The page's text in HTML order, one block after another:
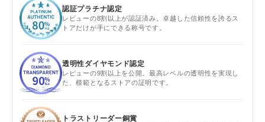
認証プラチナ認定
レビューの8割以上が認証済み。卓越した信頼性を誇るス
トアだけが手にできる称号です。
透明性ダイヤモンド認定
レビューの9割以上を公開。最高レベルの透明性を実現し
た、模範となるストアの証明です。
トラストリーダー銅賞